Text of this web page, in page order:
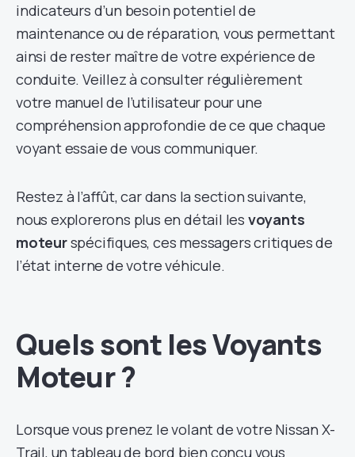
indicateurs d’un besoin potentiel de
maintenance ou de réparation, vous permettant
ainsi de rester maître de votre expérience de
conduite. Veillez à consulter régulièrement
votre manuel de l’utilisateur pour une
compréhension approfondie de ce que chaque
voyant essaie de vous communiquer.
Restez à l’affût, car dans la section suivante,
nous explorerons plus en détail les voyants
moteurspécifiques, ces messagers critiques de
l’état interne de votre véhicule.
Quels sont les Voyants
Moteur ?
Lorsque vous prenez le volant de votre Nissan X-
Trail, un tableau de bord bien conçu vous